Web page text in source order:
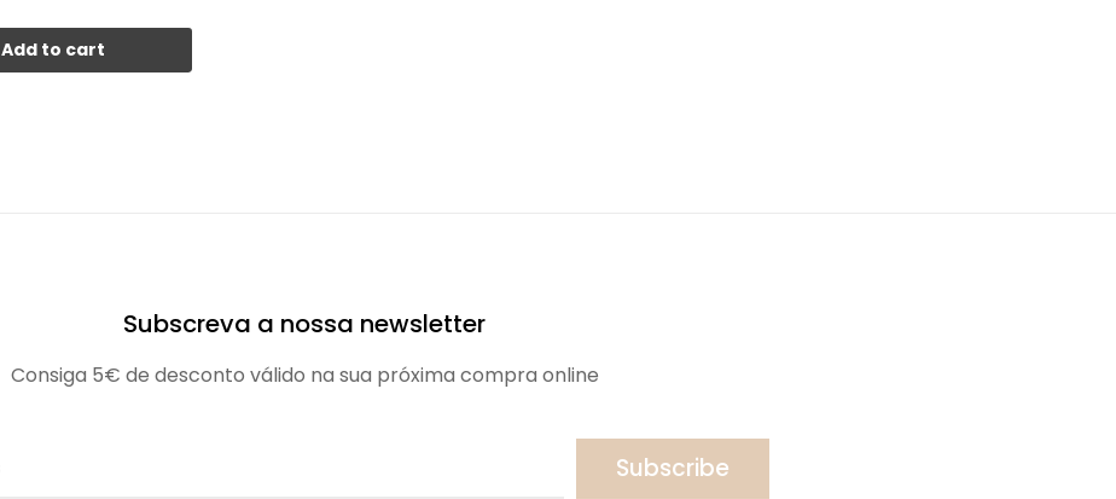
Add to cart
Subscreva a nossa newsletter
Consiga 5€ de desconto válido na sua próxima compra online
Subscribe